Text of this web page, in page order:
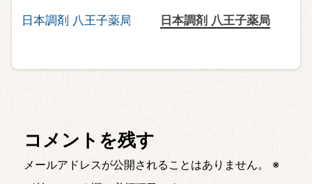
日本調剤 八王子薬局
コメントを残す
メールアドレスが公開されることはありません。
※